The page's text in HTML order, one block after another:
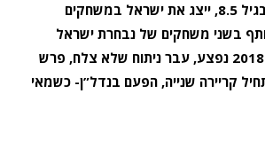
הקריירה בכדורגל בגיל 8.5, ייצג את ישראל במשחקים
בשני משחקים של נבחרת ישראל
הבוגרת. אך בשנת 2018 נפצע, עבר ניתוח שלא צלח, פרש
קריירה שנייה, הפעם בנדל”ן- כשמאי